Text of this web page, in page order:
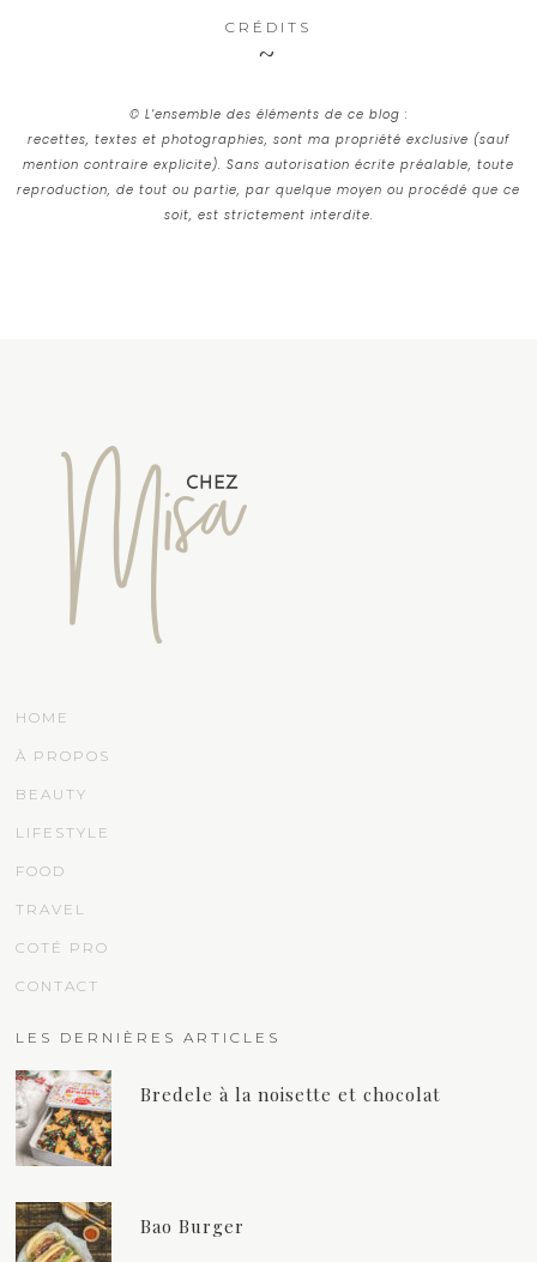
CRÉDITS
© L’ensemble des éléments de ce blog :
recettes, textes et photographies, sont ma propriété exclusive (sauf
mention contraire explicite). Sans autorisation écrite préalable, toute
reproduction, de tout ou partie, par quelque moyen ou procédé que ce
soit, est strictement interdite.
HOME
À PROPOS
BEAUTY
LIFESTYLE
FOOD
TRAVEL
COTÉ PRO
CONTACT
LES DERNIÈRES ARTICLES
Bredele à la noisette et chocolat
Bao Burger